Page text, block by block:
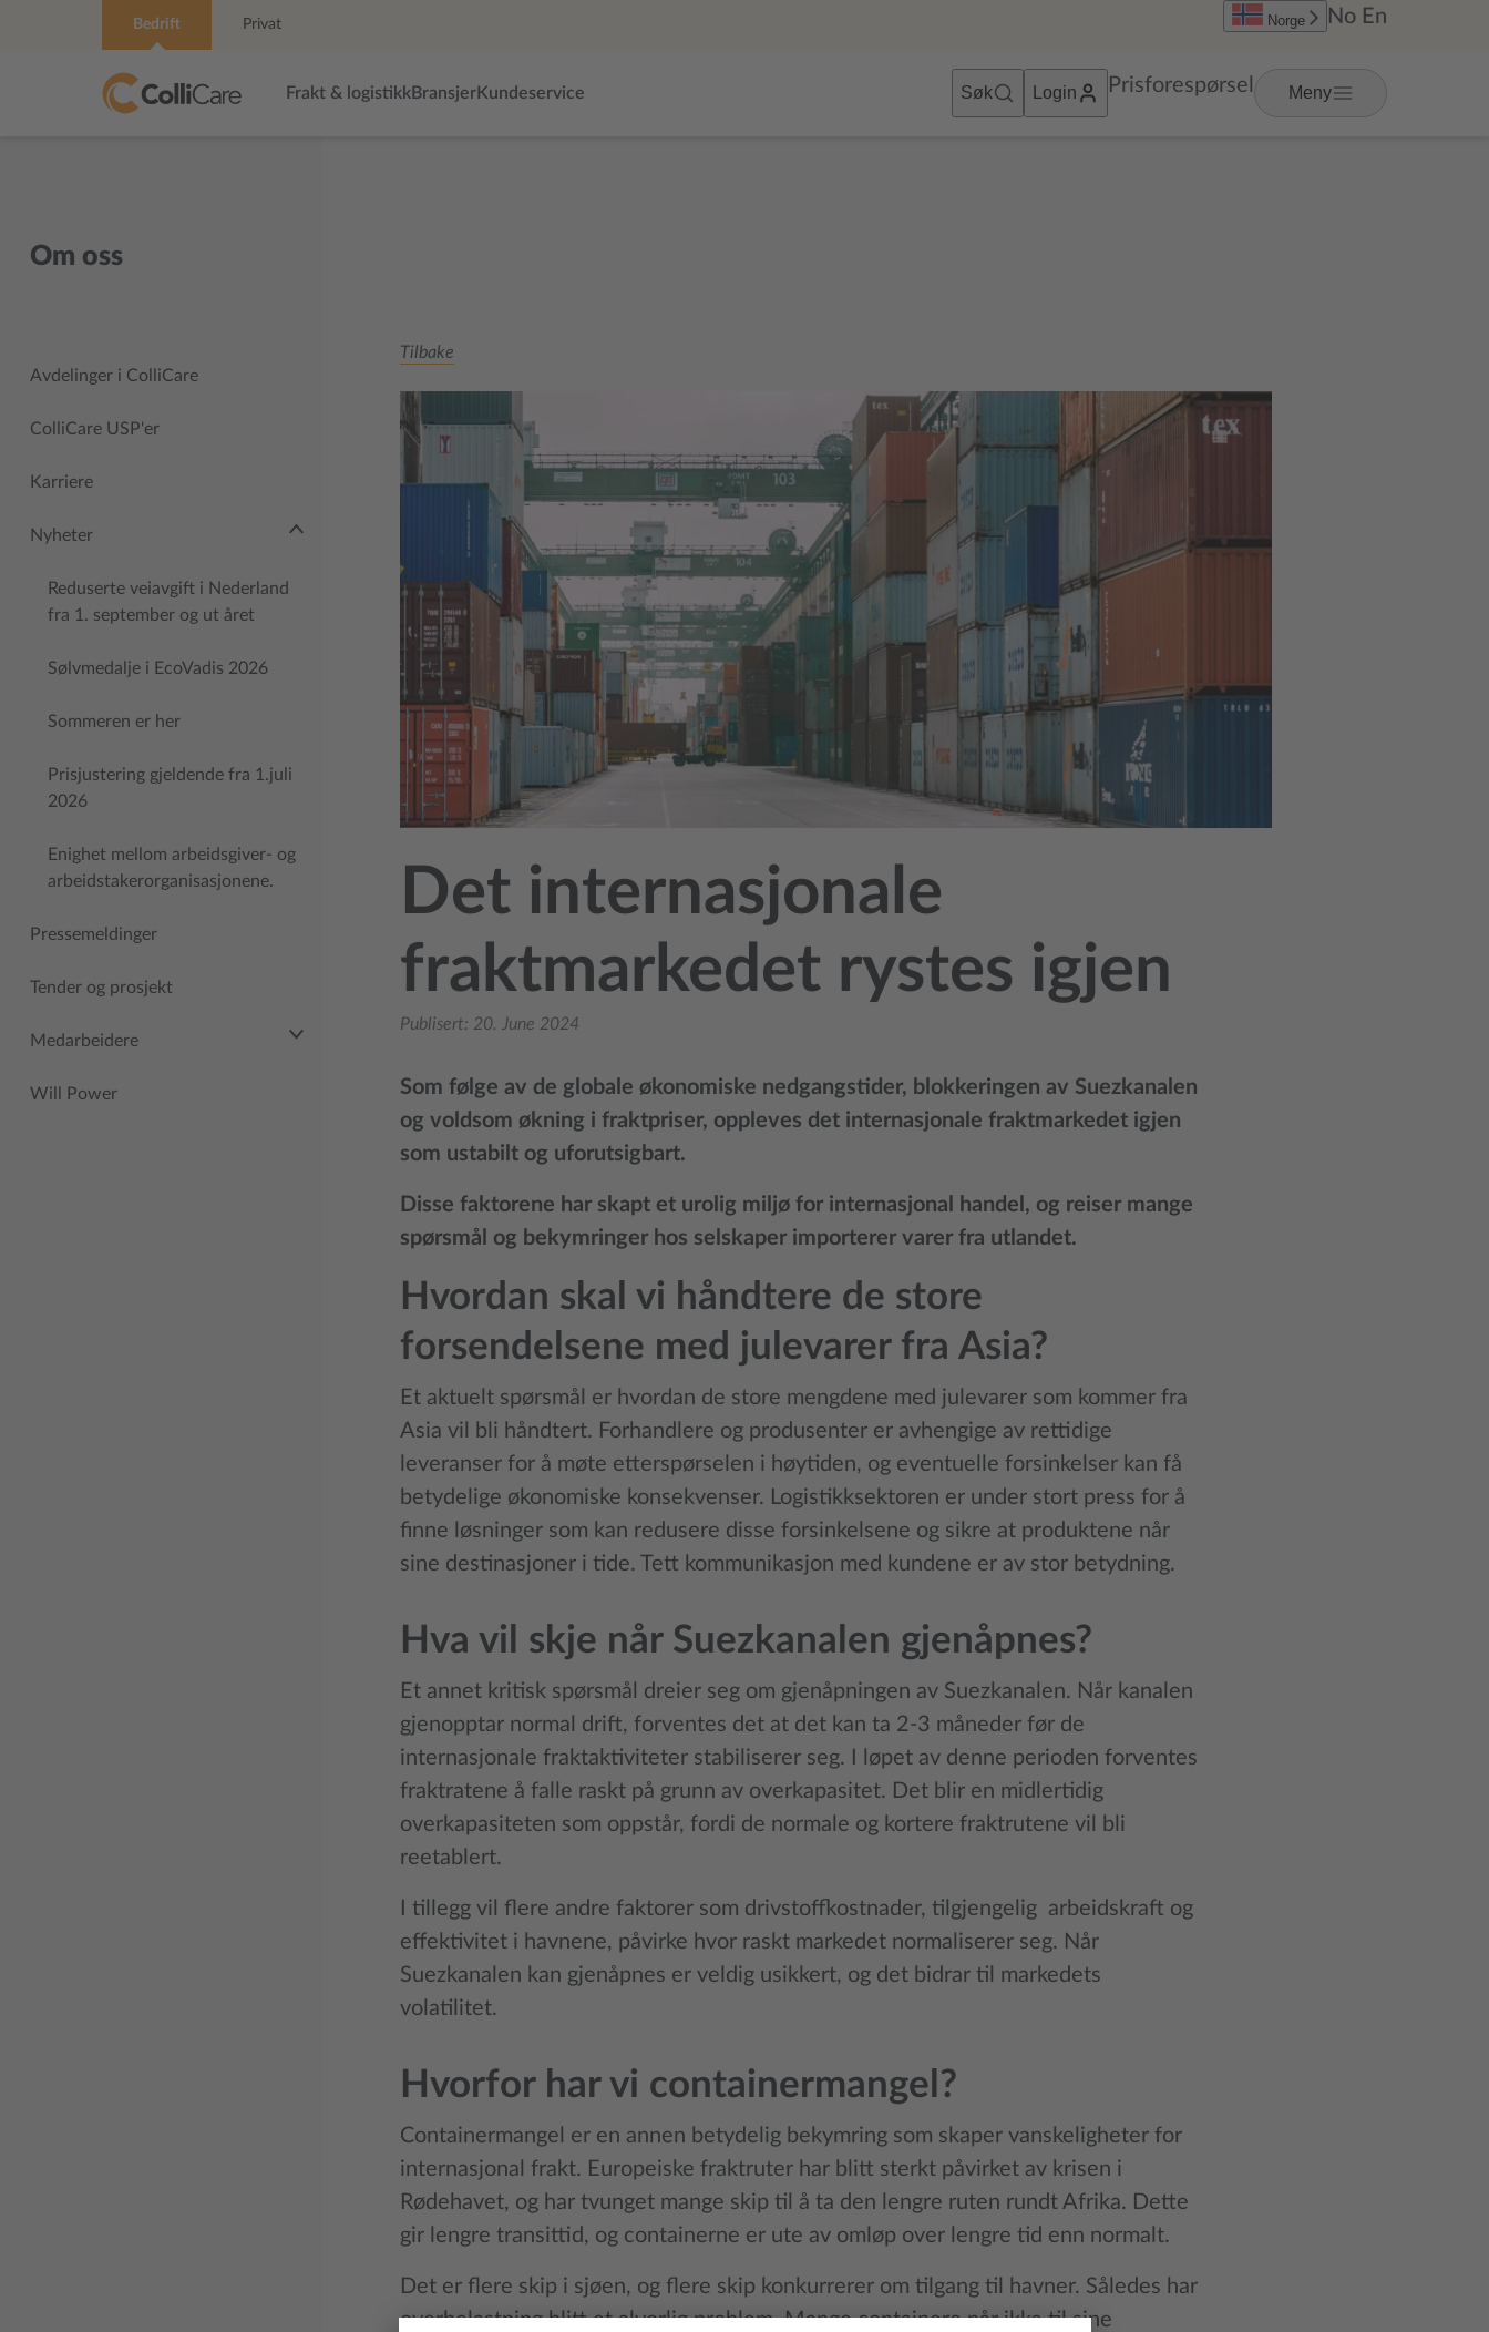
Frakt & logistikkBransjerKundeservice Søk Login Prisforespørsel Meny
Bedrift Privat Norge No En
Om oss
Avdelinger i ColliCare
ColliCare USP'er
Karriere
Nyheter
Reduserte veiavgift i Nederland
fra 1. september og ut året
Sølvmedalje i EcoVadis 2026
Sommeren er her
Prisjustering gjeldende fra 1.juli
2026
Enighet mellom arbeidsgiver- og
arbeidstakerorganisasjonene.
Pressemeldinger
Tender og prosjekt
Medarbeidere
Will Power
Tilbake
Det internasjonale
fraktmarkedet rystes igjen
Publisert: 20. June 2024
Som følge av de globale økonomiske nedgangstider, blokkeringen av Suezkanalen
og voldsom økning i fraktpriser, oppleves det internasjonale fraktmarkedet igjen
som ustabilt og uforutsigbart.
Disse faktorene har skapt et urolig miljø for internasjonal handel, og reiser mange
spørsmål og bekymringer hos selskaper importerer varer fra utlandet.
Hvordan skal vi håndtere de store
forsendelsene med julevarer fra Asia?
Et aktuelt spørsmål er hvordan de store mengdene med julevarer som kommer fra
Asia vil bli håndtert. Forhandlere og produsenter er avhengige av rettidige
leveranser for å møte etterspørselen i høytiden, og eventuelle forsinkelser kan få
betydelige økonomiske konsekvenser. Logistikksektoren er under stort press for å
finne løsninger som kan redusere disse forsinkelsene og sikre at produktene når
sine destinasjoner i tide. Tett kommunikasjon med kundene er av stor betydning.
Hva vil skje når Suezkanalen gjenåpnes?
Et annet kritisk spørsmål dreier seg om gjenåpningen av Suezkanalen. Når kanalen
gjenopptar normal drift, forventes det at det kan ta 2-3 måneder før de
internasjonale fraktaktiviteter stabiliserer seg. I løpet av denne perioden forventes
fraktratene å falle raskt på grunn av overkapasitet. Det blir en midlertidig
overkapasiteten som oppstår, fordi de normale og kortere fraktrutene vil bli
reetablert.
I tillegg vil flere andre faktorer som drivstoffkostnader, tilgjengelig arbeidskraft og
effektivitet i havnene, påvirke hvor raskt markedet normaliserer seg. Når
Suezkanalen kan gjenåpnes er veldig usikkert, og det bidrar til markedets
volatilitet.
Hvorfor har vi containermangel?
Containermangel er en annen betydelig bekymring som skaper vanskeligheter for
internasjonal frakt. Europeiske fraktruter har blitt sterkt påvirket av krisen i
Rødehavet, og har tvunget mange skip til å ta den lengre ruten rundt Afrika. Dette
gir lengre transittid, og containerne er ute av omløp over lengre tid enn normalt.
Det er flere skip i sjøen, og flere skip konkurrerer om tilgang til havner. Således har
overbelastning blitt et alvorlig problem. Mange containere når ikke til sine